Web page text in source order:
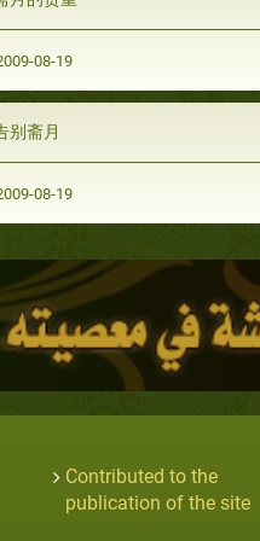
08-19
别斋月
08-19
Contributed to the
publication of the site